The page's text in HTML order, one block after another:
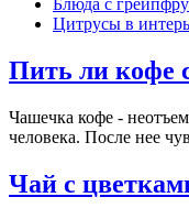
Блюда с
Цитрусы в
Пить ли кофе
Чашечка кофе -
человека. После нее
Чай с